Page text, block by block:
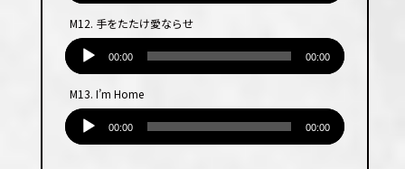
レー
ヤー
M12. 手をたたけ愛ならせ
レー
ヤー
00:00 00:00
M13. I’m Home
00:00 00:00